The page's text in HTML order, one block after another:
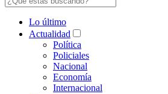
Lo último
Actualidad
Política
Policiales
Nacional
Economía
Internacional